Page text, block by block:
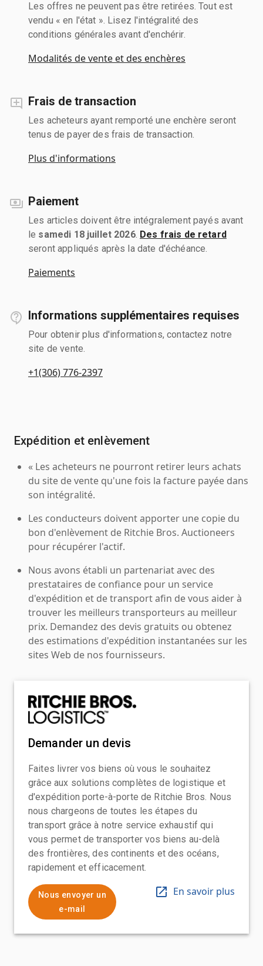
Les offres ne peuvent pas être retirées. Tout est
vendu « en l'état ». Lisez l'intégralité des
conditions générales avant d'enchérir.
Modalités de vente et des enchères
Frais de transaction
Les acheteurs ayant remporté une enchère seront
tenus de payer des frais de transaction.
Plus d'informations
Paiement
Les articles doivent être intégralement payés avant
le samedi 18 juillet 2026. Des frais de retard
seront appliqués après la date d'échéance.
Paiements
Informations supplémentaires requises
Pour obtenir plus d'informations, contactez notre
site de vente.
+1(306) 776-2397
Expédition et enlèvement
« Les acheteurs ne pourront retirer leurs achats
du site de vente qu'une fois la facture payée dans
son intégralité.
Les conducteurs doivent apporter une copie du
bon d'enlèvement de Ritchie Bros. Auctioneers
pour récupérer l'actif.
Nous avons établi un partenariat avec des
prestataires de confiance pour un service
d'expédition et de transport afin de vous aider à
trouver les meilleurs transporteurs au meilleur
prix. Demandez des devis gratuits ou obtenez
des estimations d'expédition instantanées sur les
sites Web de nos fournisseurs.
Demander un devis
Faites livrer vos biens où vous le souhaitez
grâce aux solutions complètes de logistique et
d'expédition porte-à-porte de Ritchie Bros. Nous
nous chargeons de toutes les étapes du
transport grâce à notre service exhaustif qui
vous permet de transporter vos biens au-delà
des frontières, des continents et des océans,
rapidement et efficacement.
Nous envoyer un
e-mail
En savoir plus